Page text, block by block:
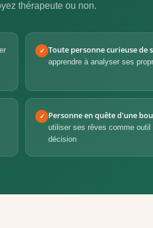
thérapeute ou non.
✓ Toute personne curieuse de
apprendre à analyser ses
✓ Personne en quête d'une
utiliser ses rêves comme
décision